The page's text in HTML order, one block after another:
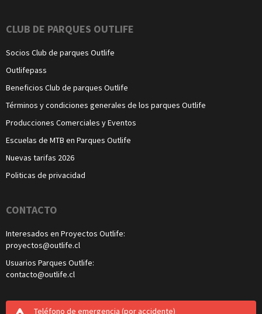
CLUB DE PARQUES OUTLIFE
Socios Club de parques Outlife
Outlifepass
Beneficios Club de parques Outlife
Términos y condiciones generales de los parques Outlife
Producciones Comerciales y Eventos
Escuelas de MTB en Parques Outlife
Nuevas tarifas 2026
Politicas de privacidad
CONTACTO
Interesados en Proyectos Outlife:
proyectos@outlife.cl
Usuarios Parques Outlife:
contacto@outlife.cl
Teléfono de emergencia (por accidente)